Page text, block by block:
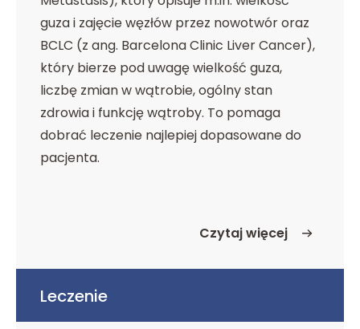
guza i zajęcie węzłów przez nowotwór oraz
BCLC (z ang. Barcelona Clinic Liver Cancer),
który bierze pod uwagę wielkość guza,
liczbę zmian w wątrobie, ogólny stan
zdrowia i funkcję wątroby. To pomaga
dobrać leczenie najlepiej dopasowane do
pacjenta.
Czytaj więcej
o Diagnostyka
Leczenie